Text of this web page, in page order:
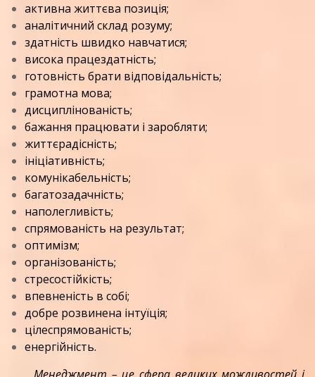
активна життєва позиція;
аналітичний склад розуму;
здатність швидко навчатися;
висока працездатність;
готовність брати відповідальність;
грамотна мова;
дисциплінованість;
бажання працювати і заробляти;
життєрадісність;
ініціативність;
комунікабельність;
багатозадачність;
наполегливість;
спрямованість на результат;
оптимізм;
організованість;
стресостійкість;
впевненість в собі;
добре розвинена інтуїція;
цілеспрямованість;
енергійність.